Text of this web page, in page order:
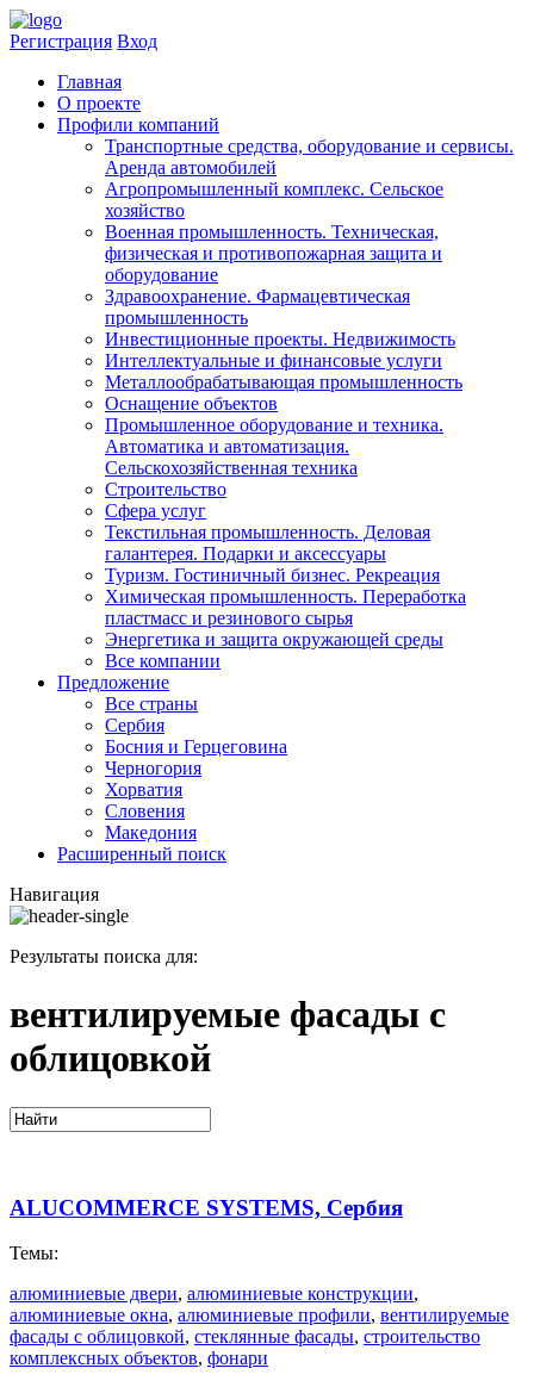
Регистрация Вход
Главная
​О проекте
Профили компаний
Транспортные средства, оборудование и сервисы.
Аренда автомобилей
Агропромышленный комплекс. Сельское
хозяйство
Военная промышленность. Техническая,
физическая и противопожарная защита и
оборудование
Здравоохранениe. Фармацевтическая
промышленность
Инвестиционные проекты. Недвижимость
Интеллектуальные и финансовые услуги
Металлообрабатывающая промышленность
Оснащение объектов
Промышленное оборудование и техника.
Автоматика и автоматизация.
Сельскохозяйственная техника
Строительство
Сфера услуг
Текстильная промышленность. Деловая
галантерея. Подарки и аксессуары
Туризм. Гостиничный бизнес. Рекреация
Химическая промышленность. Переработка
пластмасс и резинового сырья
Энергетика и защита окружающей среды
Все компании
Предложение
Все страны
Сербия
Босния и Герцеговина
Черногория
Хорватия
Словения
Македония
Расширенный поиск
Навигация
Результаты поиска для:
вентилируемые фасады с
облицовкой
ALUCOMMERCE SYSTEMS, Сербия
Темы:
алюминиевые двери, алюминиевые конструкции,
алюминиевые окна, алюминиевые профили, вентилируемые
фасады с облицовкой, стеклянные фасады, строительство
комплексных объектов, фонари